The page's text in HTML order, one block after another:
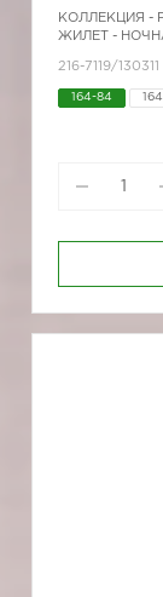
КОЛЛЕКЦИЯ -
ЖИЛЕТ -
216-7119/130311
164-84